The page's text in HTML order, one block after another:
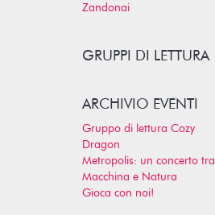
Zandonai
GRUPPI DI LETTURA
ARCHIVIO EVENTI
Gruppo di lettura Cozy
Dragon
Metropolis: un concerto tra
Macchina e Natura
Gioca con noi!